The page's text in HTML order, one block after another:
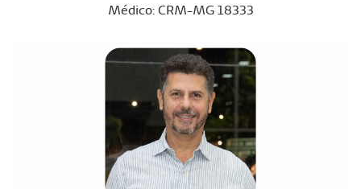
Médico: CRM-MG 18333